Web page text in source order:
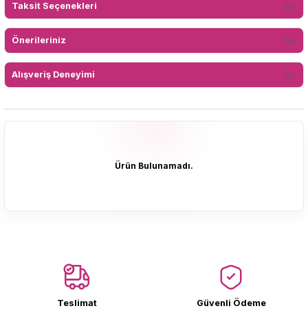
Taksit Seçenekleri
Önerileriniz
Alışveriş Deneyimi
Ürün Bulunamadı.
Teslimat
Güvenli Ödeme